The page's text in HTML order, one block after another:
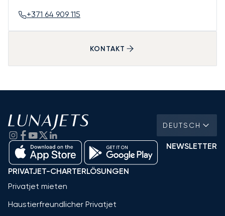
+371 64 909 115
KONTAKT
DEUTSCH
NEWSLETTER
PRIVATJET-CHARTERLÖSUNGEN
Privatjet mieten
Haustierfreundlicher Privatjet